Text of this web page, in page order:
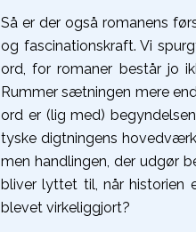
Så er der også romanens
og fascinationskraft. Vi
ord, for romaner består jo
Rummer sætningen mere
ord er (lig med)
tyske digtningens
men handlingen, der udgør
bliver lyttet til, når historien
blevet virkeliggjort?